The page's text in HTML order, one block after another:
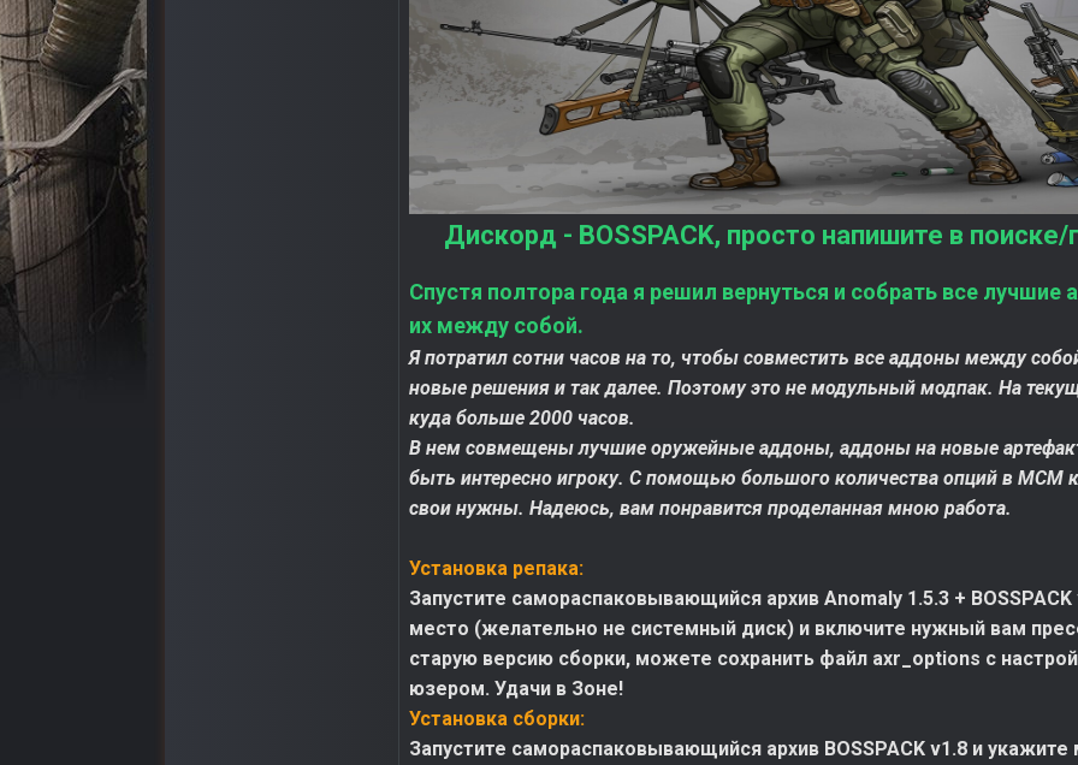
Дискорд - BOSSPACK, просто напишите в
Спустя полтора года я решил вернуться и собрать все
их между собой.
Я потратил сотни часов на то, чтобы совместить все аддоны между
новые решения и так далее. Поэтому это не модульный модпак. На
куда больше 2000 часов.
В нем совмещены лучшие оружейные аддоны, аддоны на новые
быть интересно игроку. С помощью большого количества опций в МСМ
свои нужны. Надеюсь, вам понравится проделанная мною работа.
Установка репака:
Запустите самораспаковывающийся архив Anomaly 1.5.3 +
место (желательно не системный диск) и включите нужный вам
старую версию сборки, можете сохранить файл axr_options с
юзером. Удачи в Зоне!
Установка сборки:
Запустите самораспаковывающийся архив BOSSPACK v1.8 и